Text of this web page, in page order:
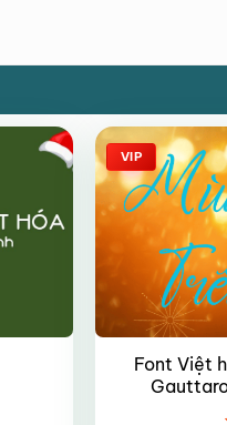
VIP
Font Việt